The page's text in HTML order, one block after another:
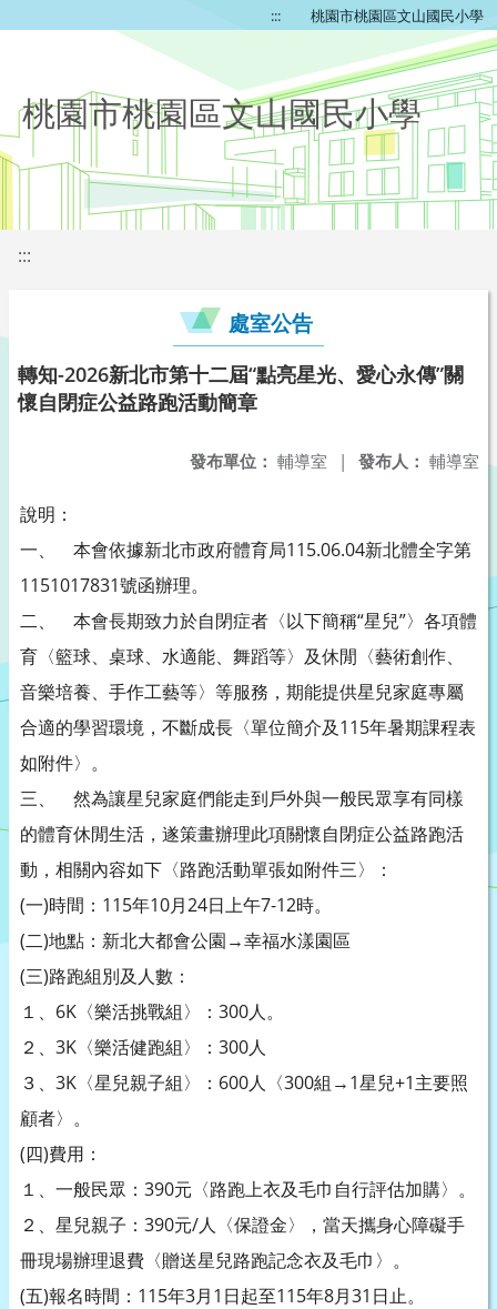
::: 桃園市桃園區文山國民小學
桃園市桃園區文山國民小學
:::
處室公告
轉知-2026新北市第十二屆“點亮星光、愛心永傳”關
懷自閉症公益路跑活動簡章
發布人： 輔導室
發布單位： 輔導室 |
說明：
一、 本會依據新北市政府體育局115.06.04新北體全字第
1151017831號函辦理。
二、 本會長期致力於自閉症者〈以下簡稱“星兒”〉各項體
育〈籃球、桌球、水適能、舞蹈等〉及休閒〈藝術創作、
音樂培養、手作工藝等〉等服務，期能提供星兒家庭專屬
合適的學習環境，不斷成長〈單位簡介及115年暑期課程表
如附件〉。
三、 然為讓星兒家庭們能走到戶外與一般民眾享有同樣
的體育休閒生活，遂策畫辦理此項關懷自閉症公益路跑活
動，相關內容如下〈路跑活動單張如附件三〉：
(一)時間：115年10月24日上午7-12時。
(二)地點：新北大都會公園→幸福水漾園區
(三)路跑組別及人數：
１、6K〈樂活挑戰組〉：300人。
２、3K〈樂活健跑組〉：300人
３、3K〈星兒親子組〉：600人〈300組→1星兒+1主要照
顧者〉。
(四)費用：
１、一般民眾：390元〈路跑上衣及毛巾自行評估加購〉。
２、星兒親子：390元/人〈保證金〉，當天攜身心障礙手
冊現場辦理退費〈贈送星兒路跑記念衣及毛巾〉。
(五)報名時間：115年3月1日起至115年8月31日止。